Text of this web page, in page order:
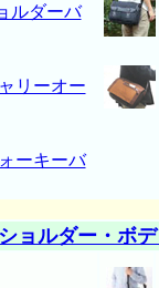
ルダーバ
リーオー
ーキーバ
ョルダー・ボ